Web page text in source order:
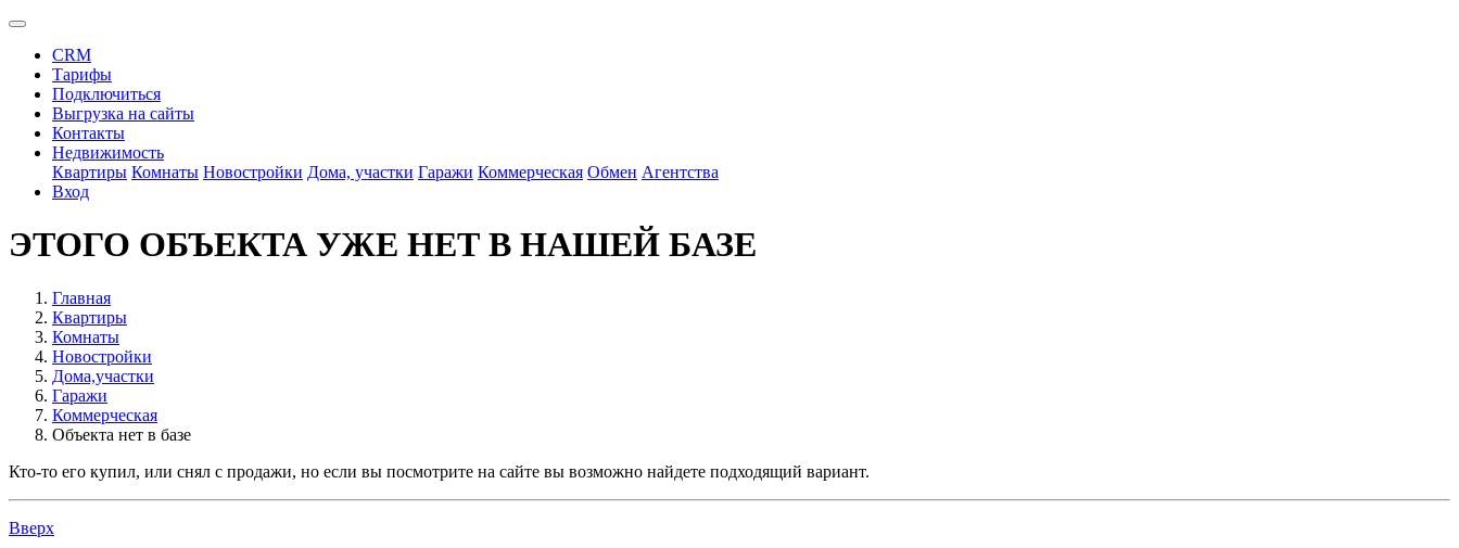
CRM
Тарифы
Подключиться
Выгрузка на сайты
Контакты
Недвижимость
Квартиры Комнаты Новостройки Дома, участки Гаражи Коммерческая Обмен Агентства
Вход
ЭТОГО ОБЪЕКТА УЖЕ НЕТ В НАШЕЙ БАЗЕ
Главная
Квартиры
Комнаты
Новостройки
Дома,участки
Гаражи
Коммерческая
Объекта нет в базе
Кто-то его купил, или снял с продажи, но если вы посмотрите на сайте вы возможно найдете подходящий вариант.
Вверх